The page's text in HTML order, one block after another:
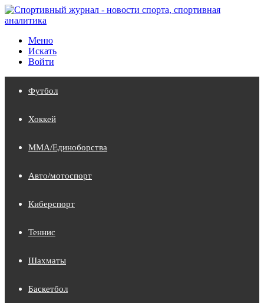
Меню
Искать
Войти
Футбол
Хоккей
MMA/Единоборства
Авто/мотоспорт
Киберспорт
Теннис
Шахматы
Баскетбол